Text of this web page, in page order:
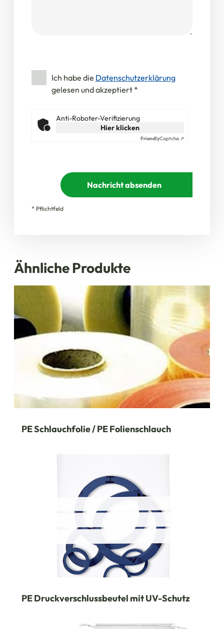
Ich habe die Datenschutzerklärung
gelesen und akzeptiert *
Anti-Roboter-Verifizierung
Hier klicken
FriendlyCaptcha ⇗
Nachricht absenden
* Pflichtfeld
Ähnliche Produkte
PE Schlauchfolie / PE Folienschlauch
PE Druckverschlussbeutel mit UV-Schutz